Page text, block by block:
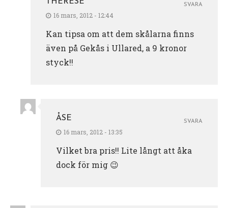
16 mars, 2012 - 12:44
Kan tipsa om att dem skålarna finns
även på Gekås i Ullared, a 9 kronor
styck!!
SVARA
ÅSE
16 mars, 2012 - 13:35
Vilket bra pris!! Lite långt att åka
dock för mig 😉
SVARA